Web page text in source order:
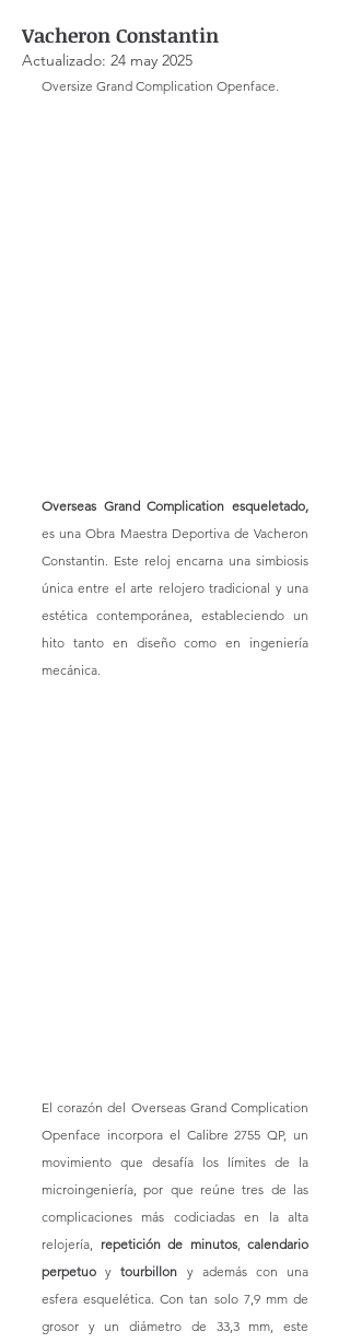
Vacheron Constantin
Actualizado: 24 may 2025
Oversize Grand Complication Openface.
es una Obra Maestra Deportiva de Vacheron
Constantin. Este reloj encarna una simbiosis
única entre el arte relojero tradicional y una
estética contemporánea, estableciendo un
hito tanto en diseño como en ingeniería
mecánica.
El corazón del Overseas Grand Complication
Openface incorpora el Calibre 2755 QP, un
movimiento que desafía los límites de la
microingeniería, por que reúne tres de las
complicaciones más codiciadas en la alta
relojería, repetición de minutos, calendario
perpetuo y tourbillon y además con una
esfera esquelética. Con tan solo 7,9 mm de
grosor y un diámetro de 33,3 mm, este